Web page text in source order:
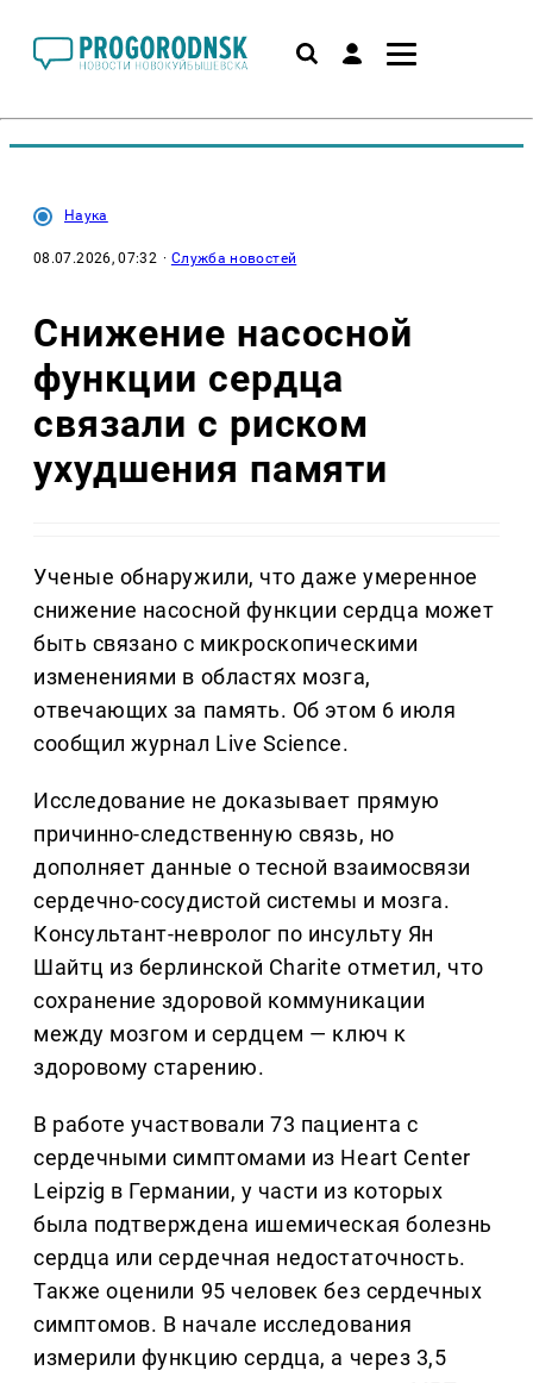
Наука
08.07.2026, 07:32 · Служба новостей
Снижение насосной
функции сердца
связали с риском
ухудшения памяти
Ученые обнаружили, что даже умеренное
снижение насосной функции сердца может
быть связано с микроскопическими
изменениями в областях мозга,
отвечающих за память. Об этом 6 июля
сообщил журнал Live Science.
Исследование не доказывает прямую
причинно-следственную связь, но
дополняет данные о тесной взаимосвязи
сердечно-сосудистой системы и мозга.
Консультант-невролог по инсульту Ян
Шайтц из берлинской Charite отметил, что
сохранение здоровой коммуникации
между мозгом и сердцем — ключ к
здоровому старению.
В работе участвовали 73 пациента с
сердечными симптомами из Heart Center
Leipzig в Германии, у части из которых
была подтверждена ишемическая болезнь
сердца или сердечная недостаточность.
Также оценили 95 человек без сердечных
симптомов. В начале исследования
измерили функцию сердца, а через 3,5